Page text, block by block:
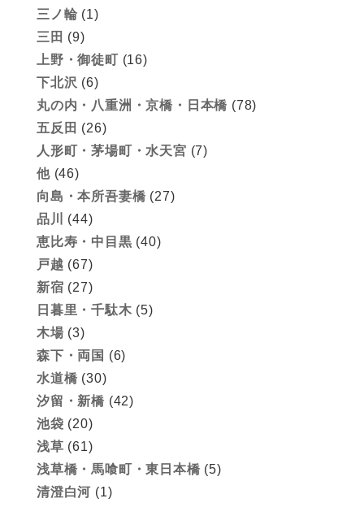
三ノ輪 (1)
三田 (9)
上野・御徒町 (16)
下北沢 (6)
丸の内・八重洲・京橋・日本橋 (78)
五反田 (26)
人形町・茅場町・水天宮 (7)
他(46)
向島・本所吾妻橋 (27)
品川
(44)
恵比寿・中目黒 (40)
戸越 (67)
新宿 (27)
日暮里・千駄木 (5)
木場 (3)
森下・両国 (6)
水道橋 (30)
汐留・新橋 (42)
池袋 (20)
浅草 (61)
浅草橋・馬喰町・東日本橋 (5)
清澄白河 (1)